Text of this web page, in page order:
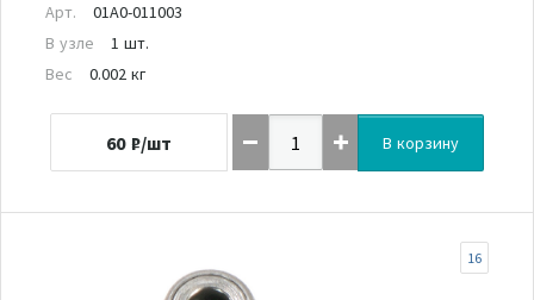
Арт.
01A0-011003
В узле
1 шт.
Вес
0.002 кг
60 ₽/шт В корзину
16